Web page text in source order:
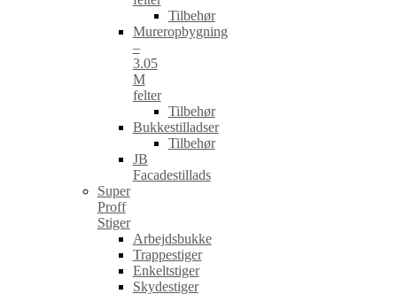
Tilbehør
Mureropbygning
–
3.05
M
felter
Tilbehør
Bukkestilladser
Tilbehør
JB
Facadestillads
Super
Proff
Stiger
Arbejdsbukke
Trappestiger
Enkeltstiger
Skydestiger